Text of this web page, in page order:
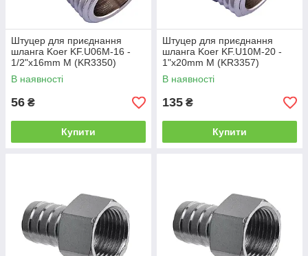
Штуцер для приєднання
шланга Koer KF.U06M-16 -
1/2"x16mm M (KR3350)
В наявності
56 ₴
Купити
Штуцер для приєднання
шланга Koer KF.U10M-20 -
1"x20mm M (KR3357)
В наявності
135 ₴
Купити